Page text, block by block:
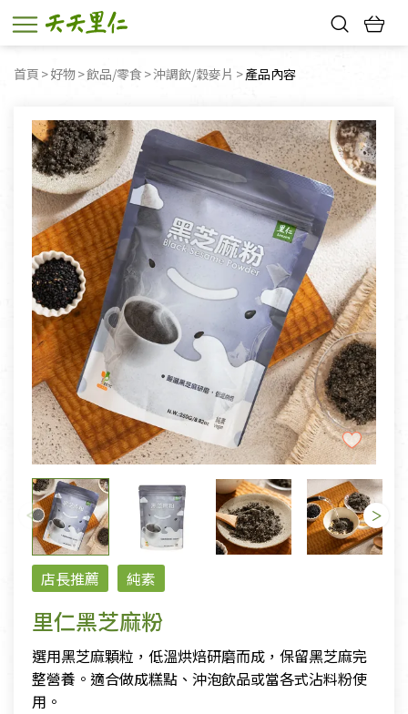
首頁 好物 飲品/零食 沖調飲/穀麥片 目前頁面：
產品內容
店長推薦 純素
里仁黑芝麻粉
選用黑芝麻顆粒，低溫烘焙研磨而成，保留黑芝麻完
整營養。適合做成糕點、沖泡飲品或當各式沾料粉使
用。